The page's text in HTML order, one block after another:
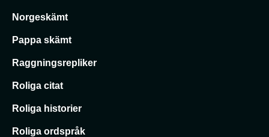
Norgeskämt
Pappa skämt
Raggningsrepliker
Roliga citat
Roliga historier
Roliga ordspråk